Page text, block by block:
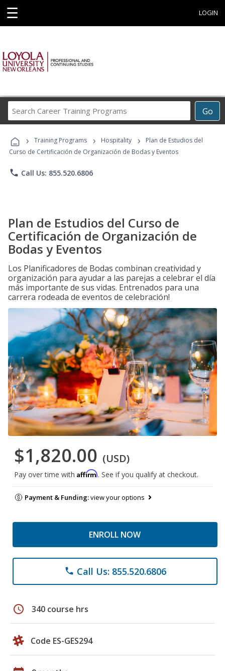
☰ LOGIN
Go
Career
Programs
› Training Programs › Hospitality ›
Plan de Estudios del
Curso de Certificación de Organización de Bodas y Eventos
phone Call Us: 855.520.6806
Plan de Estudios del Curso de
Certificación de Organización de
Bodas y Eventos
Los Planificadores de Bodas combinan creatividad y
organización para ayudar a las parejas a celebrar el día
más importante de sus vidas. Entrenados para una
carrera rodeada de eventos de celebración!
$1,820.00 (USD)
Pay over time with Affirm. See if you qualify at checkout.
Payment & Funding:view your options
ENROLL NOW
phone Call Us: 855.520.6806
schedule 340 course hrs
Code ES-GES294